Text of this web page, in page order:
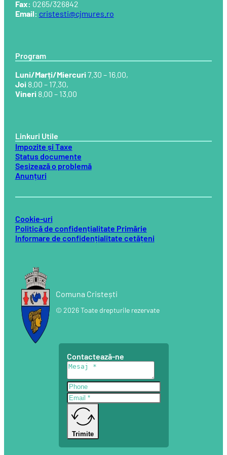
Fax: 0265/326842
Email: cristesti@cjmures.ro
Program
Luni/Marți/Miercuri7.30 – 16.00,
Joi8.00 – 17.30,
Vineri8.00 – 13.00
Linkuri Utile
Impozite și Taxe
Status documente
Sesizează o problemă
Anunțuri
Comuna Cristești
© 2026 Toate drepturile rezervate
Cookie-uri
Politică de confidențialitate Primărie
Informare de confidențialitate cetățeni
Contactează-ne
Trimite